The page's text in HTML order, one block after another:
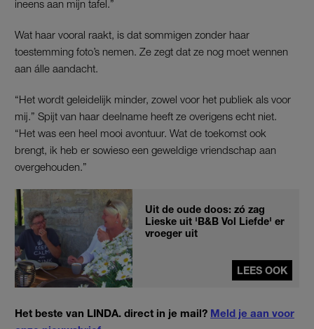
ineens aan mijn tafel.”
Wat haar vooral raakt, is dat sommigen zonder haar
toestemming foto’s nemen. Ze zegt dat ze nog moet wennen
aan álle aandacht.
“Het wordt geleidelijk minder, zowel voor het publiek als voor
mij.” Spijt van haar deelname heeft ze overigens echt niet.
“Het was een heel mooi avontuur. Wat de toekomst ook
brengt, ik heb er sowieso een geweldige vriendschap aan
overgehouden.”
Uit de oude doos: zó zag
Lieske uit 'B&B Vol Liefde' er
vroeger uit
LEES OOK
Het beste van LINDA. direct in je mail? Meld je aan voor